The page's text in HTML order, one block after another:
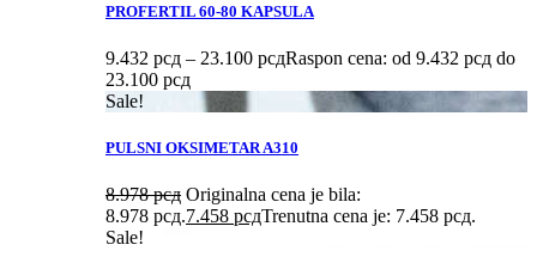
PROFERTIL 60-80 KAPSULA
9.432 рсд – 23.100 рсдRaspon cena: od 9.432 рсд do
23.100 рсд
Sale!
PULSNI OKSIMETAR A310
8.978рсд Originalna cena je bila:
8.978 рсд.7.458 рсдTrenutna cena je: 7.458 рсд.
Sale!